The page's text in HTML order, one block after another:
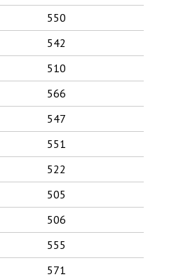
550
542
510
566
547
551
522
505
506
555
571